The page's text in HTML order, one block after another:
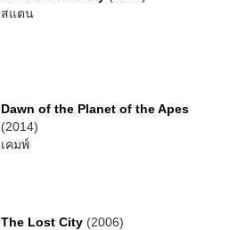
สแตน
Dawn of the Planet of the Apes
(2014)
เคมพ์
The Lost City(2006)